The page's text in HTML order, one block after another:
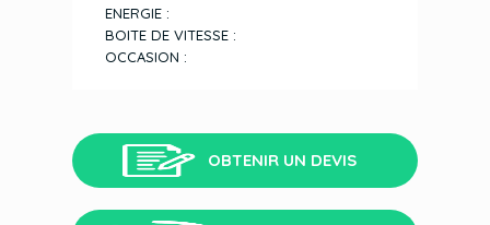
ENERGIE :
BOITE DE VITESSE :
OCCASION :
OBTENIR UN DEVIS